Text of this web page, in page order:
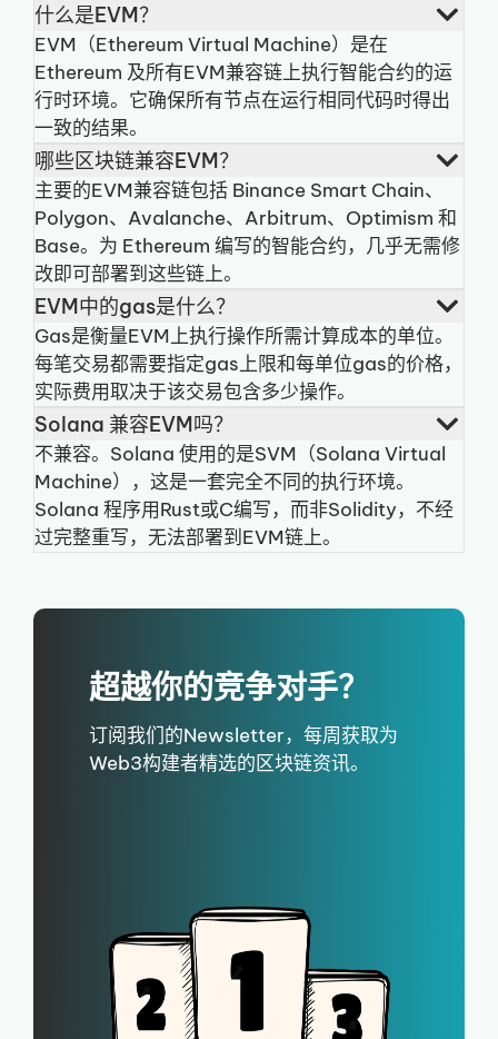
什么是EVM？
EVM（Ethereum Virtual Machine）是在
Ethereum 及所有EVM兼容链上执行智能合约的运
行时环境。它确保所有节点在运行相同代码时得出
一致的结果。
哪些区块链兼容EVM？
主要的EVM兼容链包括 Binance Smart Chain、
Polygon、Avalanche、Arbitrum、Optimism 和
Base。为 Ethereum 编写的智能合约，几乎无需修
改即可部署到这些链上。
EVM中的gas是什么？
Gas是衡量EVM上执行操作所需计算成本的单位。
每笔交易都需要指定gas上限和每单位gas的价格，
实际费用取决于该交易包含多少操作。
Solana 兼容EVM吗？
不兼容。Solana 使用的是SVM（Solana Virtual
Machine），这是一套完全不同的执行环境。
Solana 程序用Rust或C编写，而非Solidity，不经
过完整重写，无法部署到EVM链上。
超越你的竞争对手？
订阅我们的Newsletter，每周获取为
Web3构建者精选的区块链资讯。